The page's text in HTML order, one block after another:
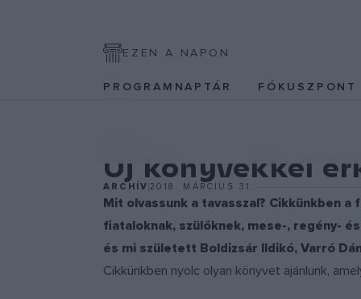
EZEN A NAPON
PROGRAMNAPTÁR FÓKUSZPONT
Új könyvekkel
ARCHÍV2018. MÁRCIUS 31.
Mit olvassunk a tavasszal? Cikkünkben
fiataloknak, szülőknek, mese-, regény-
és mi született Boldizsár Ildikó, Varró
Cikkünkben nyolc olyan könyvet ajánlunk,